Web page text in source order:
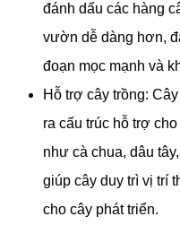
đánh dấu các hàng
vườn dễ dàng hơn,
đoạn mọc mạnh và
Hỗ trợ cây trồng:
ra cấu trúc hỗ trợ
như cà chua, dâu
giúp cây duy trì vị trí
cho cây phát triển.